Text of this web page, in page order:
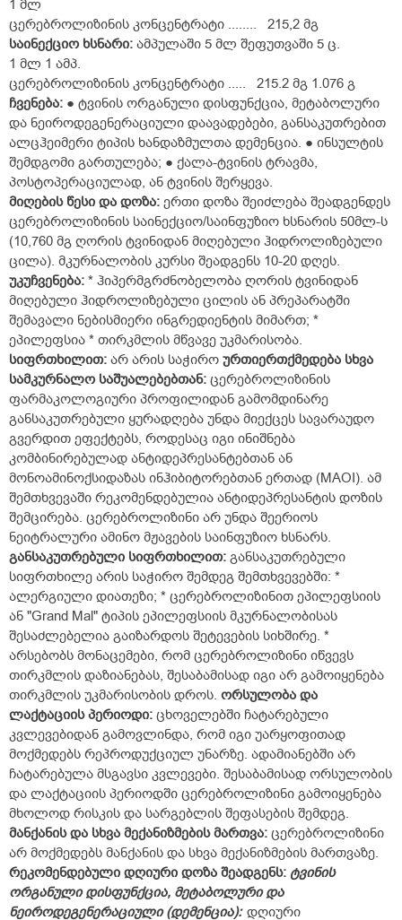
1 მლ
ცერებროლიზინის კონცენტრატი ........ 215,2 მგ
საინექციო ხსნარი: ამპულაში 5 მლ შეფუთვაში 5 ც.
1 მლ 1 ამპ.
ცერებროლიზინის კონცენტრატი ..... 215.2 მგ 1.076 გ
ჩვენება: ● ტვინის ორგანული დისფუნქცია, მეტაბოლური
და ნეიროდეგენერაციული დაავადებები, განსაკუთრებით
ალცჰეიმერი ტიპის ხანდაზმულთა დემენცია. ● ინსულტის
შემდგომი გართულება; ● ქალა-ტვინის ტრავმა,
პოსტოპერაციულად, ან ტვინის შერყევა.
მიღების წესი და დოზა: ერთი დოზა შეიძლება შეადგენდეს
ცერებროლიზინის საინექციო/საინფუზიო ხსნარის 50მლ-ს
(10,760 მგ ღორის ტვინიდან მიღებული ჰიდროლიზებული
ცილა). მკურნალობის კურსი შეადგენს 10-20 დღეს.
უკუჩვენება: * ჰიპერმგრძნობელობა ღორის ტვინიდან
მიღებული ჰიდროლიზებული ცილის ან პრეპარატში
შემავალი ნებისმიერი ინგრედიენტის მიმართ; *
ეპილეფსია * თირკმლის მწვავე უკმარისობა.
სიფრთხილით: არ არის საჭირო ურთიერთქმედება სხვა
სამკურნალო საშუალებებთან: ცერებროლიზინის
ფარმაკოლოგიური პროფილიდან გამომდინარე
განსაკუთრებული ყურადღება უნდა მიექცეს სავარაუდო
გვერდით ეფექტებს, როდესაც იგი ინიშნება
კომბინირებულად ანტიდეპრესანტებთან ან
მონოამინოქსიდაზას ინჰიბიტორებთან ერთად (MAOI). ამ
შემთხვევაში რეკომენდებულია ანტიდეპრესანტის დოზის
შემცირება. ცერებროლიზინი არ უნდა შეერიოს
ნეიტრალური ამინო მჟავების საინფუზიო ხსნარს.
განსაკუთრებული სიფრთხილით: განსაკუთრებული
სიფრთხილე არის საჭირო შემდეგ შემთხვევებში: *
ალერგიული დიათეზი; * ცერებროლიზინით ეპილეფსიის
ან "Grand Mal" ტიპის ეპილეფსიის მკურნალობისას
შესაძლებელია გაიზარდოს შეტევების სიხშირე. *
არსებობს მონაცემები, რომ ცერებროლიზინი იწვევს
თირკმლის დაზიანებას, შესაბამისად იგი არ გამოიყენება
თირკმლის უკმარისობის დროს. ორსულობა და
ლაქტაციის პერიოდი: ცხოველებში ჩატარებული
კვლევებიდან გამოვლინდა, რომ იგი უარყოფითად
მოქმედებს რეპროდუქციულ უნარზე. ადამიანებში არ
ჩატარებულა მსგავსი კვლევები. შესაბამისად ორსულობის
და ლაქტაციის პერიოდში ცერებროლიზინი გამოიყენება
მხოლოდ რისკის და სარგებლის შეფასების შემდეგ.
მანქანის და სხვა მექანიზმების მართვა: ცერებროლიზინი
არ მოქმედებს მანქანის და სხვა მექანიზმების მართვაზე.
რეკომენდებული დღიური დოზა შეადგენს: ტვინის
ორგანული დისფუნქცია, მეტაბოლური და
ნეიროდეგენერაციული (დემენცია):დღიური